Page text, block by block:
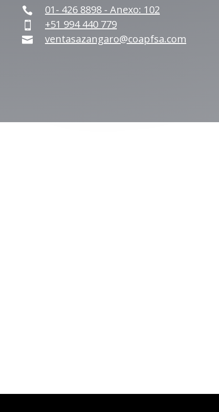
 01- 426 8898 - Anexo: 102
 +51 994 440 779
 ventasazangaro@coapfsa.com